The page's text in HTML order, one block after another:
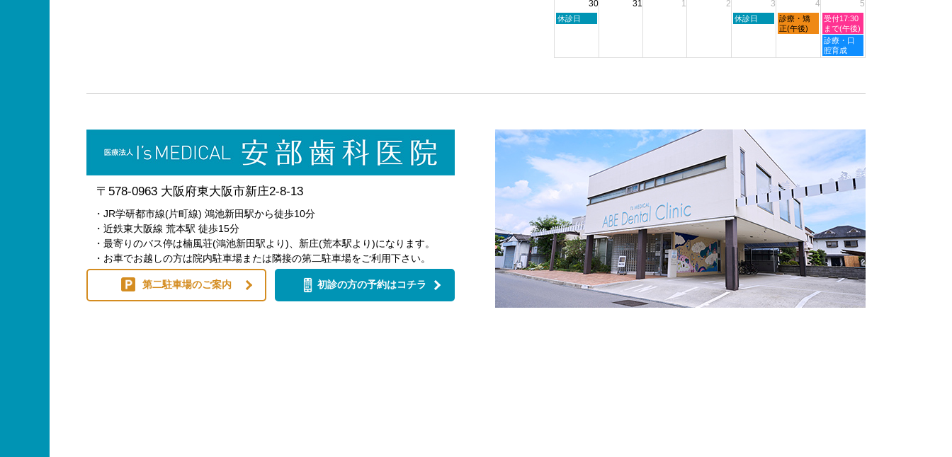
2026
2026
2026
30 31 1 2 3 4 5
日
月
休診日
木
月
休診日
金
曜
月
診療・矯
正(午後)
土
曜
日,
9
月
受付17:30
まで(午後)
土
曜
日,
診療・口
腔育成
〒578-0963 大阪府東大阪市新庄2-8-13
・JR学研都市線(片町線) 鴻池新田駅から徒歩10分
・近鉄東大阪線 荒本駅 徒歩15分
・最寄りのバス停は楠風荘(鴻池新田駅より)、新庄(荒本駅より)になります。
・お車でお越しの方は院内駐車場または隣接の第二駐車場をご利用下さい。
第二駐車場のご案内 初診の方の予約はコチラ